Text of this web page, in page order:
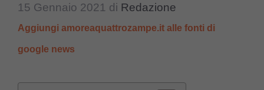
15 Gennaio 2021 di Redazione
Aggiungi amoreaquattrozampe.it alle fonti di
google news